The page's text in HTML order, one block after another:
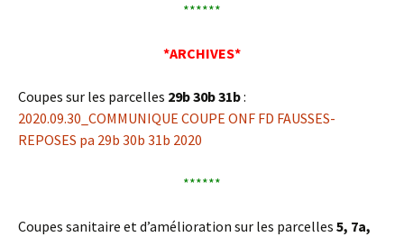
******
*ARCHIVES*
Coupes sur les parcelles 29b 30b 31b:
2020.09.30_COMMUNIQUE COUPE ONF FD FAUSSES-
REPOSES pa 29b 30b 31b 2020
******
Coupes sanitaire et d’amélioration sur les parcelles 5, 7a,